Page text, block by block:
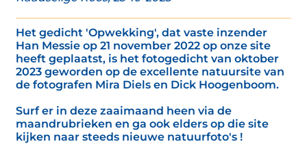
Het gedicht 'Opwekking', dat vaste inzender
Han Messie op 21 november 2022 op onze site
heeft geplaatst, is het fotogedicht van oktober
2023 geworden op de excellente natuursite van
de fotografen Mira Diels en Dick Hoogenboom.
Surf er in deze zaaimaand heen via de
maandrubrieken en ga ook elders op die site
kijken naar steeds nieuwe natuurfoto's !